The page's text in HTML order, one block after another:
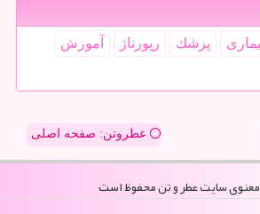
پزشك رپورتاژ
آموزش
عطروتن: صفحه اصلی